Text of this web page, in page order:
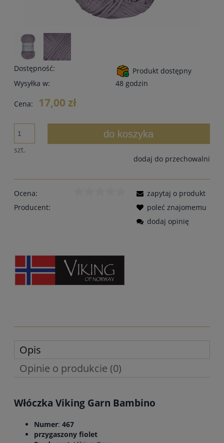
Dostępność:
Produkt dostępny
Wysyłka w:
48 godzin
Cena: 17,00 zł
szt.
do koszyka
dodaj do przechowalni
Ocena:
Producent:
zapytaj o produkt
poleć znajomemu
dodaj opinię
Opis
Opinie o produkcie (0)
Włóczka Viking Garn Bambino
Numer: 467
przygaszony fiolet